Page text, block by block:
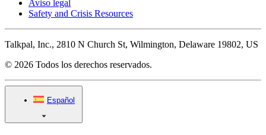
Aviso legal
Safety and Crisis Resources
Talkpal, Inc., 2810 N Church St, Wilmington, Delaware 19802, US
© 2026 Todos los derechos reservados.
Español